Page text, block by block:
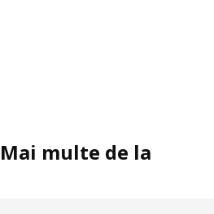
Mai multe de la